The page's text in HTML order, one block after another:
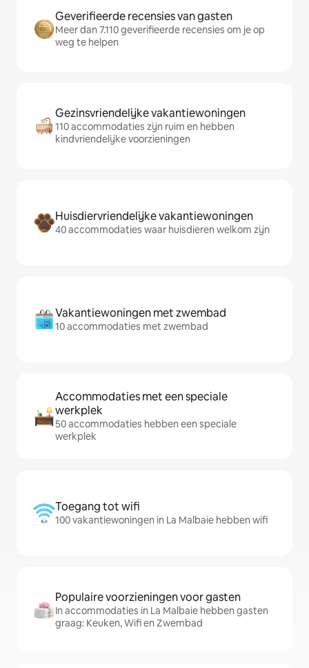
Geverifieerde recensies van gasten
Meer dan 7.110 geverifieerde recensies om je op
weg te helpen
Gezinsvriendelijke vakantiewoningen
110 accommodaties zijn ruim en hebben
kindvriendelijke voorzieningen
Huisdiervriendelijke vakantiewoningen
40 accommodaties waar huisdieren welkom zijn
Vakantiewoningen met zwembad
10 accommodaties met zwembad
Accommodaties met een speciale
werkplek
50 accommodaties hebben een speciale
werkplek
Toegang tot wifi
100 vakantiewoningen in La Malbaie hebben wifi
Populaire voorzieningen voor gasten
In accommodaties in La Malbaie hebben gasten
graag: Keuken, Wifi en Zwembad